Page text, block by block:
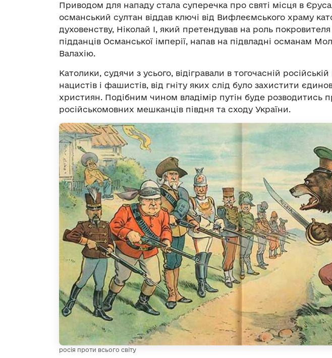
Приводом для нападу стала суперечка про святі місця в
османський султан віддав ключі від Вифлеємського храму
духовенству, Ніколай І, який претендував на роль
підданців Османської імперії, напав на підвладні османам
Валахію.
Католики, судячи з усього, відігравали в тогочасній
нацистів і фашистів, від гніту яких слід було захистити
християн. Подібним чином владімір путін буде розводитись
російськомовних мешканців півдня та сходу України.
росія проти всього світу